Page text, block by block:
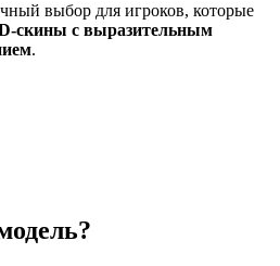
выбор для игроков, которые
скины с выразительным
.